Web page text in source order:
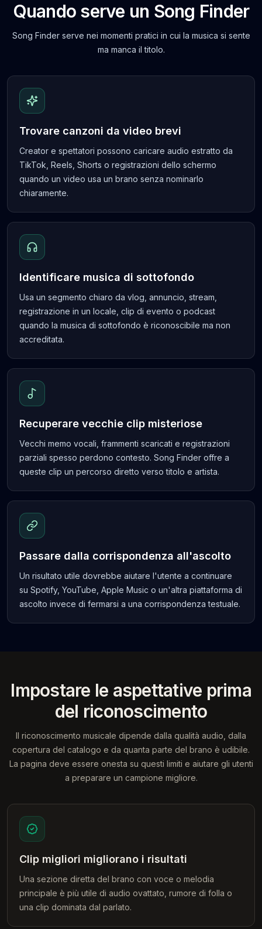
Quando serve un Song Finder
Song Finder serve nei momenti pratici in cui la musica si sente
ma manca il titolo.
Trovare canzoni da video brevi
Creator e spettatori possono caricare audio estratto da
TikTok, Reels, Shorts o registrazioni dello schermo
quando un video usa un brano senza nominarlo
chiaramente.
Identificare musica di sottofondo
Usa un segmento chiaro da vlog, annuncio, stream,
registrazione in un locale, clip di evento o podcast
quando la musica di sottofondo è riconoscibile ma non
accreditata.
Recuperare vecchie clip misteriose
Vecchi memo vocali, frammenti scaricati e registrazioni
parziali spesso perdono contesto. Song Finder offre a
queste clip un percorso diretto verso titolo e artista.
Passare dalla corrispondenza all'ascolto
Un risultato utile dovrebbe aiutare l'utente a continuare
su Spotify, YouTube, Apple Music o un'altra piattaforma di
ascolto invece di fermarsi a una corrispondenza testuale.
Impostare le aspettative prima
del riconoscimento
Il riconoscimento musicale dipende dalla qualità audio, dalla
copertura del catalogo e da quanta parte del brano è udibile.
La pagina deve essere onesta su questi limiti e aiutare gli utenti
a preparare un campione migliore.
Clip migliori migliorano i risultati
Una sezione diretta del brano con voce o melodia
principale è più utile di audio ovattato, rumore di folla o
una clip dominata dal parlato.